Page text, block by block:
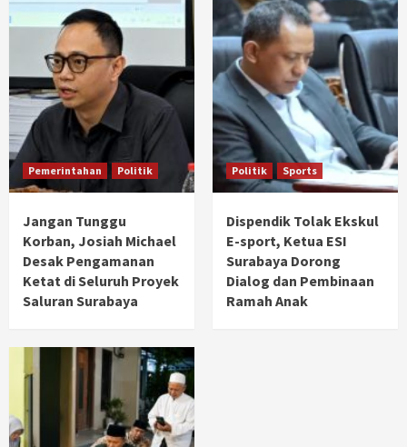
Pemerintahan Politik
Jangan Tunggu
Korban, Josiah Michael
Desak Pengamanan
Ketat di Seluruh Proyek
Saluran Surabaya
Politik Sports
Dispendik Tolak Ekskul
E-sport, Ketua ESI
Surabaya Dorong
Dialog dan Pembinaan
Ramah Anak